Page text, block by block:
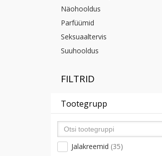
Näohooldus
Parfüümid
Seksuaaltervis
Suuhooldus
FILTRID
Tootegrupp
Jalakreemid (35)